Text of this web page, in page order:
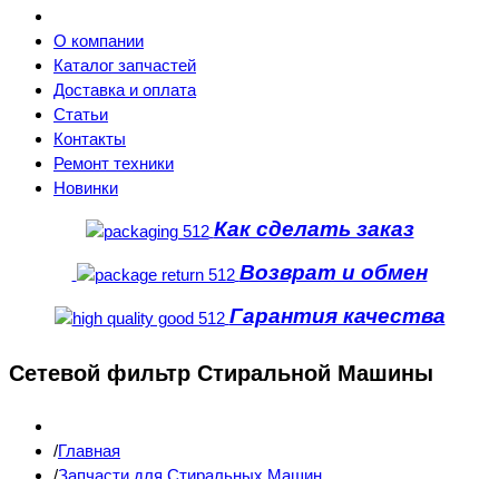
О компании
Каталог запчастей
Доставка и оплата
Статьи
Контакты
Ремонт техники
Новинки
Как сделать заказ
Возврат и обмен
Гарантия качества
Сетевой фильтр Стиральной Машины
Главная